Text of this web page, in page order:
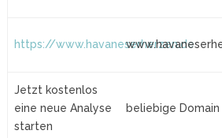
https://www.havaneserherzen.de
Jetzt kostenlos
eine neue Analyse
starten
beliebige Domain